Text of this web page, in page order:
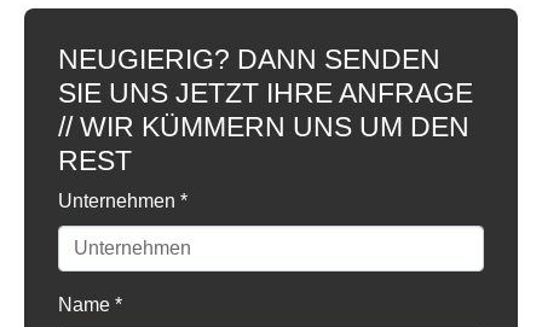
NEUGIERIG? DANN SENDEN
SIE UNS JETZT IHRE ANFRAGE
// WIR KÜMMERN UNS UM DEN
REST
Unternehmen *
Name *